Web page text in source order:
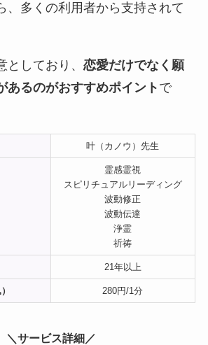
、多くの利用者から支持されて
としており、 恋愛だけでなく願
あるのがおすすめポイント で
叶（カノウ）先生
霊感霊視
スピリチュアルリーディング
波動修正
波動伝達
浄霊
祈祷
21年以上
280円/1分
＼サービス詳細／